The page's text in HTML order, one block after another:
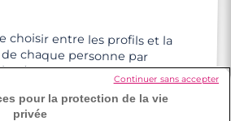
Perret
choisir entre les profils et la
de chaque personne par
même. Il y a d'ailleurs la
: ce su'il faut pour avoir
mais pas trop non plus ;)
pour la protection de la vie
privée
Continuer sans accepter